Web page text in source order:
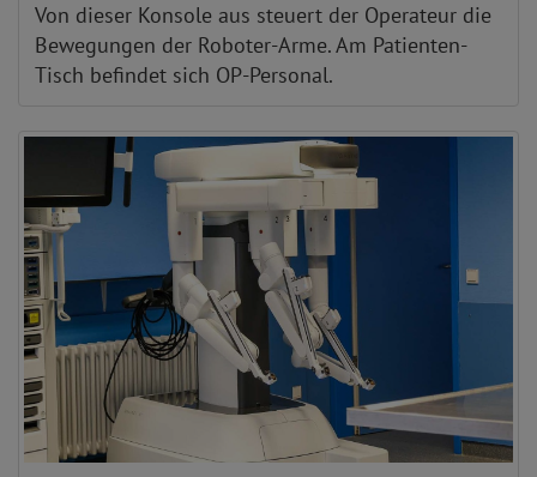
Von dieser Konsole aus steuert der Operateur die
Bewegungen der Roboter-Arme. Am Patienten-
Tisch befindet sich OP-Personal.